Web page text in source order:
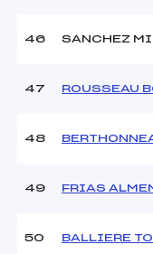
46 SANCHEZ
47 ROUSSEAU
48
49 FRIAS
50 BALLIERE